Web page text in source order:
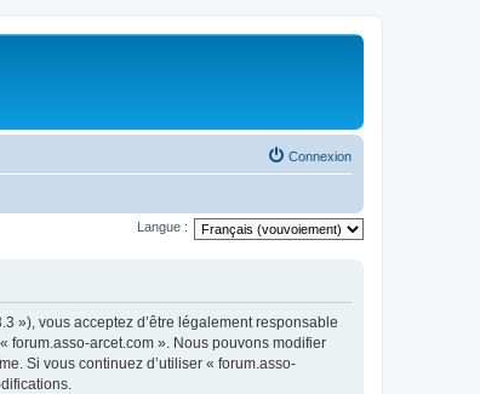
Connexion
Langue :
»), vous acceptez d’être légalement responsable
forum.asso-arcet.com ». Nous pouvons modifier
Si vous continuez d’utiliser « forum.asso-